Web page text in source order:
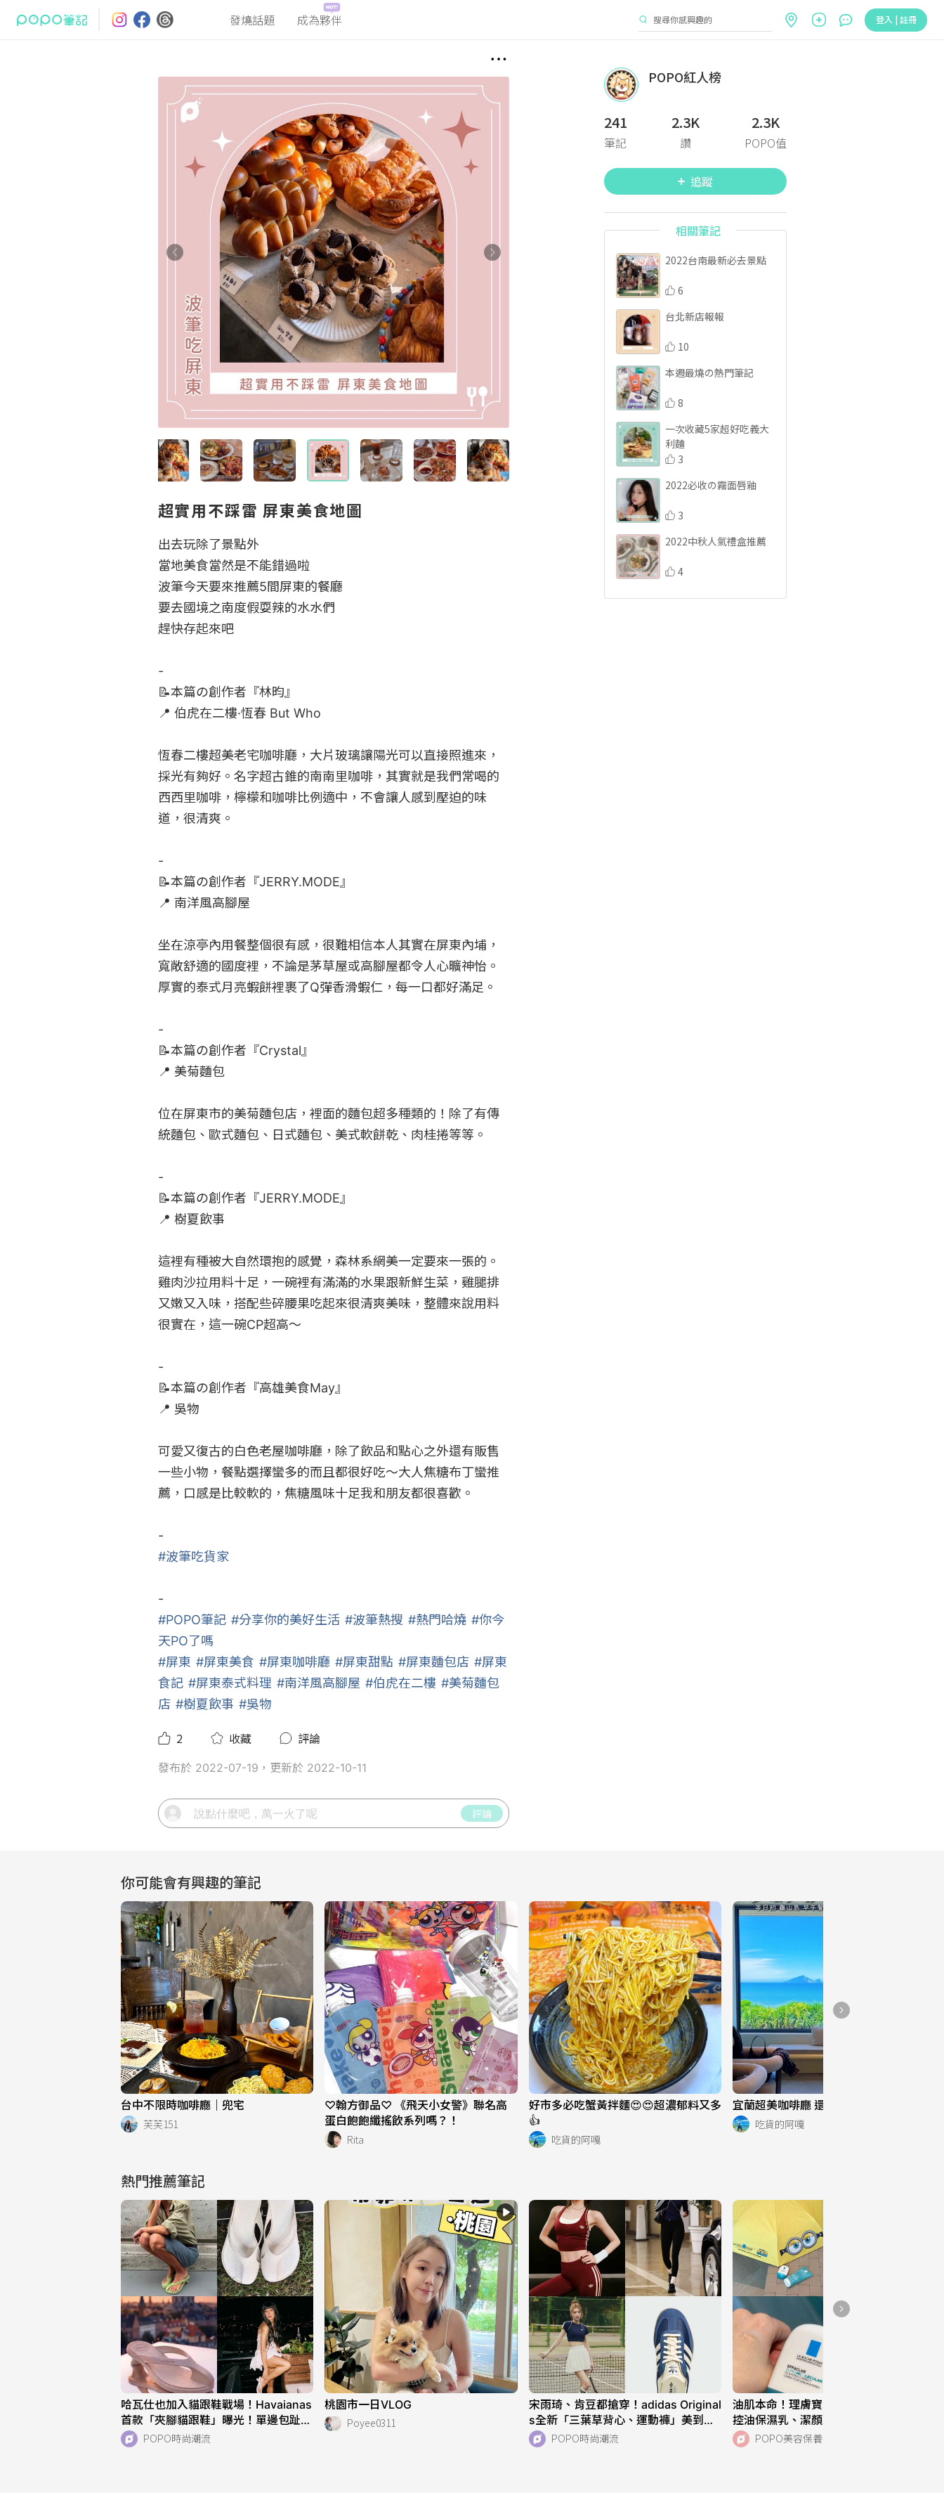
發燒話題 成為夥伴 登入 | 註冊
超實用不踩雷 屏東美食地圖
出去玩除了景點外
當地美食當然是不能錯過啦
波筆今天要來推薦5間屏東的餐廳
要去國境之南度假耍辣的水水們
趕快存起來吧
-
📝本篇の創作者『林昀』
​​📍 伯虎在二樓·恆春 But Who
恆春二樓超美老宅咖啡廳，大片玻璃讓陽光可以直接照進來，
採光有夠好。名字超古錐的南南里咖啡，其實就是我們常喝的
西西里咖啡，檸檬和咖啡比例適中，不會讓人感到壓迫的味
道，很清爽。
-
📝本篇の創作者『JERRY.MODE』
​​📍 南洋風高腳屋
坐在涼亭內用餐整個很有感，很難相信本人其實在屏東內埔，
寬敞舒適的國度裡，不論是茅草屋或高腳屋都令人心曠神怡。
厚實的泰式月亮蝦餅裡裹了Q彈香滑蝦仁，每一口都好滿足。
-
📝本篇の創作者『Crystal』
​​📍 美菊麵包
位在屏東市的美菊麵包店，裡面的麵包超多種類的！除了有傳
統麵包、歐式麵包、日式麵包、美式軟餅乾、肉桂捲等等。
-
📝本篇の創作者『JERRY.MODE』
​​📍 樹夏飲事
這裡有種被大自然環抱的感覺，森林系網美一定要來一張的。
雞肉沙拉用料十足，一碗裡有滿滿的水果跟新鮮生菜，雞腿排
又嫩又入味，搭配些碎腰果吃起來很清爽美味，整體來說用料
很實在，這一碗CP超高～
-
📝本篇の創作者『高雄美食May』
​​📍 吳物
可愛又復古的白色老屋咖啡廳，除了飲品和點心之外還有販售
一些小物，餐點選擇蠻多的而且都很好吃～大人焦糖布丁蠻推
薦，口感是比較軟的，焦糖風味十足我和朋友都很喜歡。
#波筆吃貨家
#POPO筆記 #分享你的美好生活 #波筆熱搜 #熱門哈燒 #你今
天PO了嗎
#屏東 #屏東美食 #屏東咖啡廳 #屏東甜點 #屏東麵包店 #屏東
食記 #屏東泰式料理 #南洋風高腳屋 #伯虎在二樓 #美菊麵包
店 #樹夏飲事 #吳物
2 收藏 評論
發布於 2022-07-19，更新於 2022-10-11
評論
POPO紅人榜
241
筆記
2.3K
讚
2.3K
POPO值
追蹤
相關筆記
2022台南最新必去景點
6
台北新店報報
10
本週最燒の熱門筆記
8
一次收藏5家超好吃義大
利麵
3
2022必收の霧面唇釉
3
2022中秋人氣禮盒推薦
4
療癒滿分 植物系咖啡廳
你可能會有興趣的筆記
台中不限時咖啡廳｜兜宅
芙芙151
♡翰方御品♡ 《飛天小女警》聯名高
蛋白飽飽纖搖飲系列嗎？！
Rita
好市多必吃蟹黃拌麵😍😍超濃郁料又多
👍
吃貨的阿嘎
宜蘭超美咖啡廳 還能看到龜山島😍😍
吃貨的阿嘎
熱門推薦筆記
哈瓦仕也加入貓跟鞋戰場！Havaianas
首款「夾腳貓跟鞋」曝光！單邊包趾超
好看、一亮相就爆紅！
POPO時尚潮流
桃園市一日VLOG
Poyee0311
宋雨琦、肯豆都搶穿！adidas Original
s全新「三葉草背心、運動褲」美到想
天天穿！直接當日常穿也超適合！
POPO時尚潮流
油肌本命！理膚寶水「超分子毛孔緊緻
控油保濕乳、潔顏凝膠」打擊夏日油痘
危機，跨界聯名《小小兵與大怪獸》超
萌周邊快來收藏！
POPO美容保養